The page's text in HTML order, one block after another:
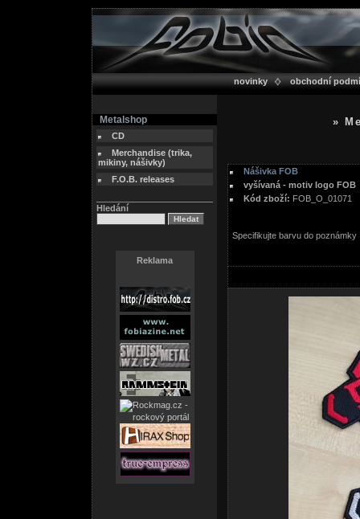
novinky obchodní
Metalshop
CD
Merchandise (trika,
mikiny, nášivky)
F.O.B. releases
Hledání
Reklama
»
Nášivka FOB
vyšívaná - motiv logo FOB
Kód zboží: FOB_O_01071
Specifikujte barvu do poznámky